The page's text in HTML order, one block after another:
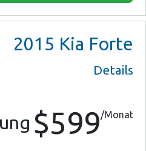
2015 Kia Forte
Details
$599/Monat